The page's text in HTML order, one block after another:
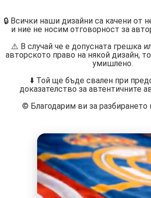
🔒 Всички наши дизайни са качени от
и ние не носим отговорност за
⚠️ В случай че е допусната грешка
авторското право на някой дизайн,
умишлено.
⬇️ Той ще бъде свален при
доказателство за автентичните
©️ Благодарим ви за разбирането